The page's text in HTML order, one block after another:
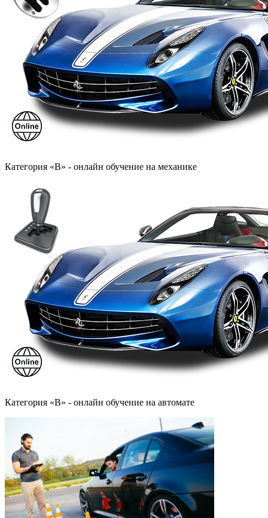
Категория «B» - онлайн обучение на механике
Категория «B» - онлайн обучение на автомате